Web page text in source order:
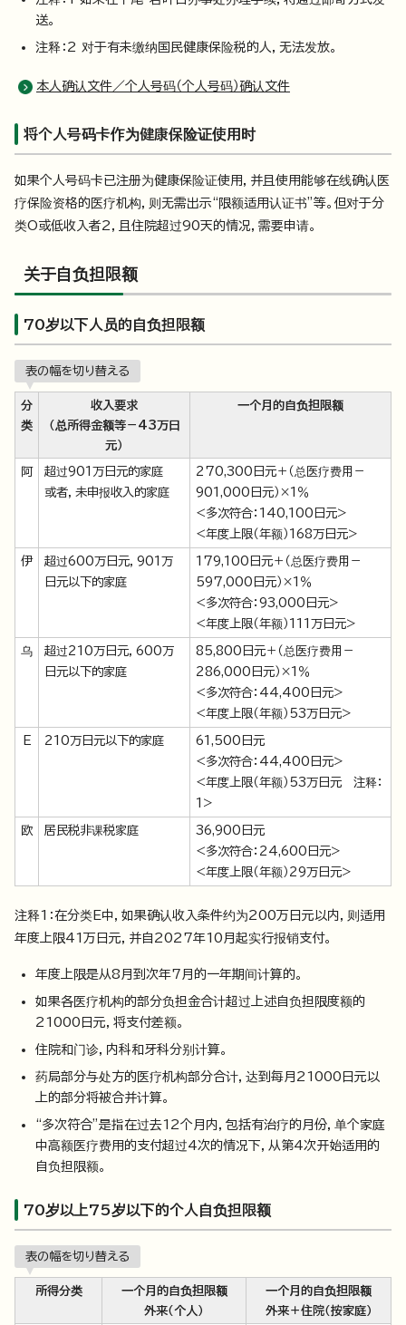
送。
注释：2 对于有未缴纳国民健康保险税的人，无法发放。
本人确认文件／个人号码（个人号码）确认文件
将个人号码卡作为健康保险证使用时
如果个人号码卡已注册为健康保险证使用，并且使用能够在线确认医
疗保险资格的医疗机构，则无需出示“限额适用认证书”等。但对于分
类O或低收入者2，且住院超过90天的情况，需要申请。
关于自负担限额
70岁以下人员的自负担限额
表の幅を切り替える
分
类
收入要求
（总所得金额等－43万日
元）
一个月的自负担限额
阿
超过901万日元的家庭
或者，未申报收入的家庭
270,300日元＋（总医疗费用－
901,000日元）×1％
<多次符合：140,100日元>
<年度上限（年额）168万日元>
伊
超过600万日元，901万
日元以下的家庭
179,100日元＋（总医疗费用－
597,000日元）×1％
<多次符合：93,000日元>
<年度上限（年额）111万日元>
乌
超过210万日元，600万
日元以下的家庭
85,800日元＋（总医疗费用－
286,000日元）×1％
<多次符合：44,400日元>
<年度上限（年额）53万日元>
E 210万日元以下的家庭
61,500日元
<多次符合：44,400日元>
<年度上限（年额）53万日元 注释：
1>
欧 居民税非课税家庭
36,900日元
<多次符合：24,600日元>
<年度上限（年额）29万日元>
注释1：在分类E中，如果确认收入条件约为200万日元以内，则适用
年度上限41万日元，并自2027年10月起实行报销支付。
年度上限是从8月到次年7月的一年期间计算的。
如果各医疗机构的部分负担金合计超过上述自负担限度额的
21000日元，将支付差额。
住院和门诊，内科和牙科分别计算。
药局部分与处方的医疗机构部分合计，达到每月21000日元以
上的部分将被合并计算。
“多次符合”是指在过去12个月内，包括有治疗的月份，单个家庭
中高额医疗费用的支付超过4次的情况下，从第4次开始适用的
自负担限额。
70岁以上75岁以下的个人自负担限额
表の幅を切り替える
所得分类
一个月的自负担限额
外来（个人）
一个月的自负担限额
外来＋住院（按家庭）